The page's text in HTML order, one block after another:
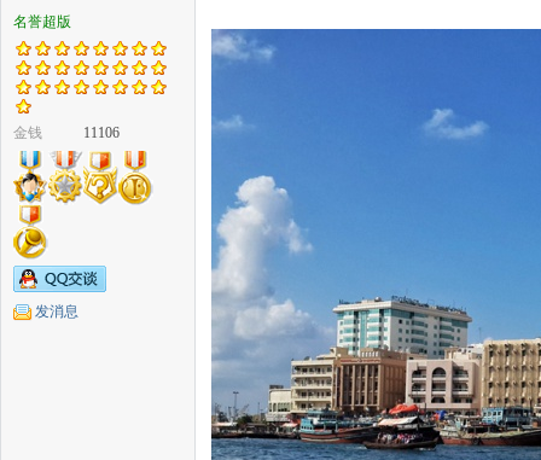
名誉超版
金钱 11106
发消息